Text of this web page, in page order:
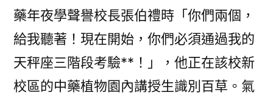
——
中
國
程
藥年夜學聲譽校長張伯禮時「你們兩個，
給我聽著！現在開始，你們必須通過我的
天秤座三階段考驗**！」，他正在該校新
校區的中藥植物園內講授生識別百草。氣